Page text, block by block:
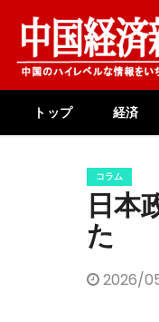
content
トップ 経済
コラム
日本
た
2026/